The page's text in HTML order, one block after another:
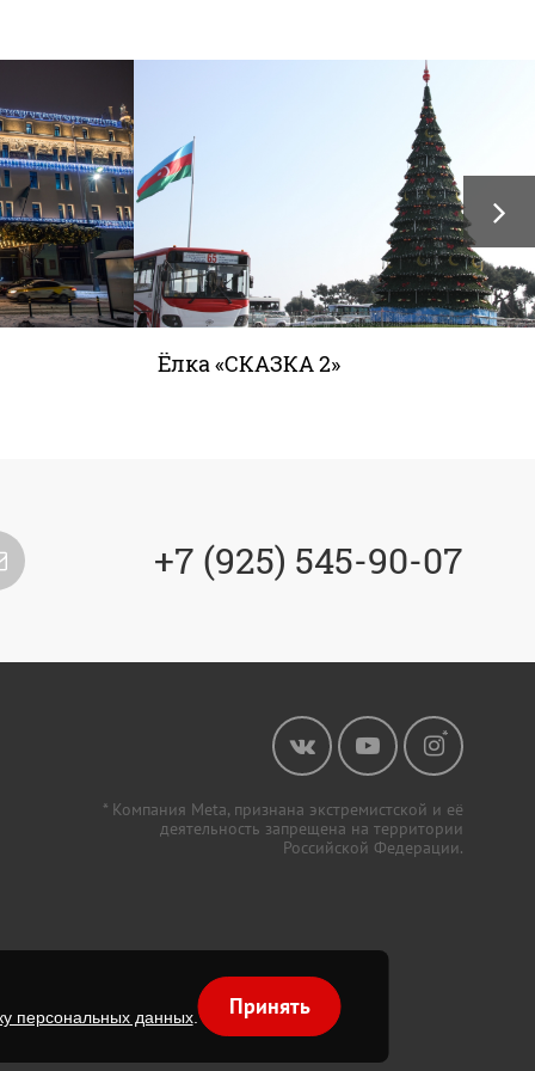
Ёлка «СКАЗКА 2»
+7 (925) 545-90-07
* Компания Meta, признана экстремистской и её
деятельность запрещена на территории
Российской Федерации.
персональных данных. Принять